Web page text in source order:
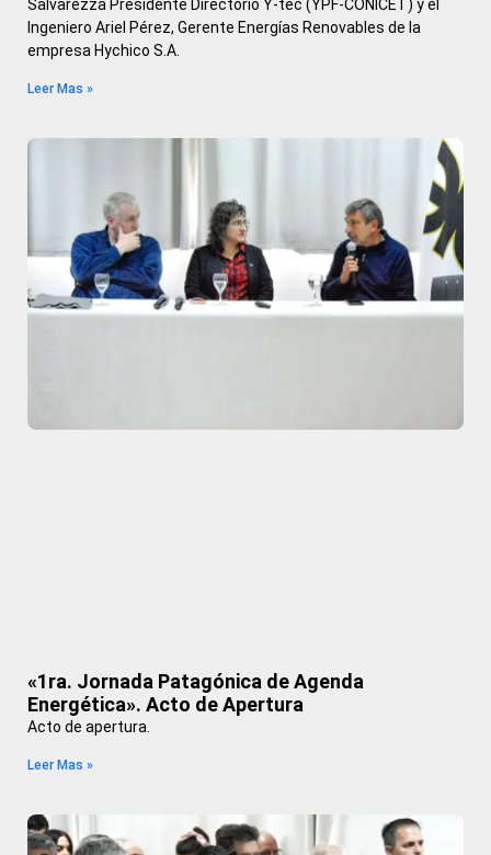
Salvarezza Presidente Directorio Y-tec (YPF-CONICET) y el
Ingeniero Ariel Pérez, Gerente Energías Renovables de la
empresa Hychico S.A.
Leer Mas »
«1ra. Jornada Patagónica de Agenda
Energética». Acto de Apertura
Acto de apertura.
Leer Mas »